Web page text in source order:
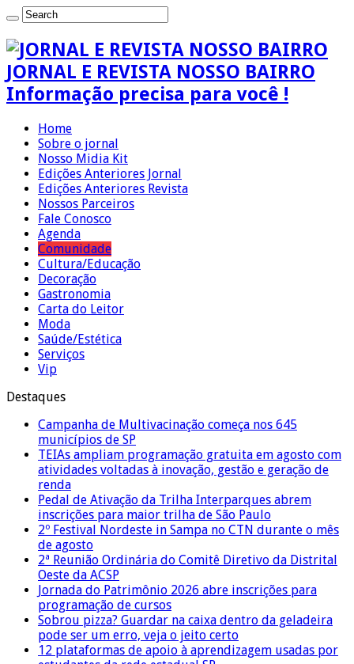
JORNAL E REVISTA NOSSO BAIRRO
Informação precisa para você !
Home
Sobre o jornal
Nosso Midia Kit
Edições Anteriores Jornal
Edições Anteriores Revista
Nossos Parceiros
Fale Conosco
Agenda
Comunidade
Cultura/Educação
Decoração
Gastronomia
Carta do Leitor
Moda
Saúde/Estética
Serviços
Vip
Destaques
Campanha de Multivacinação começa nos 645
municípios de SP
TEIAs ampliam programação gratuita em agosto com
atividades voltadas à inovação, gestão e geração de
renda
Pedal de Ativação da Trilha Interparques abrem
inscrições para maior trilha de São Paulo
2º Festival Nordeste in Sampa no CTN durante o mês
de agosto
2ª Reunião Ordinária do Comitê Diretivo da Distrital
Oeste da ACSP
Jornada do Patrimônio 2026 abre inscrições para
programação de cursos
Sobrou pizza? Guardar na caixa dentro da geladeira
pode ser um erro, veja o jeito certo
12 plataformas de apoio à aprendizagem usadas por